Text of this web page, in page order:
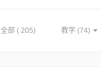
全部 ( 205) 教学(74)